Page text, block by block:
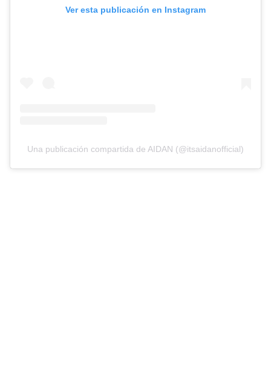
Ver esta publicación en Instagram
Una publicación compartida de AIDAN (@itsaidanofficial)